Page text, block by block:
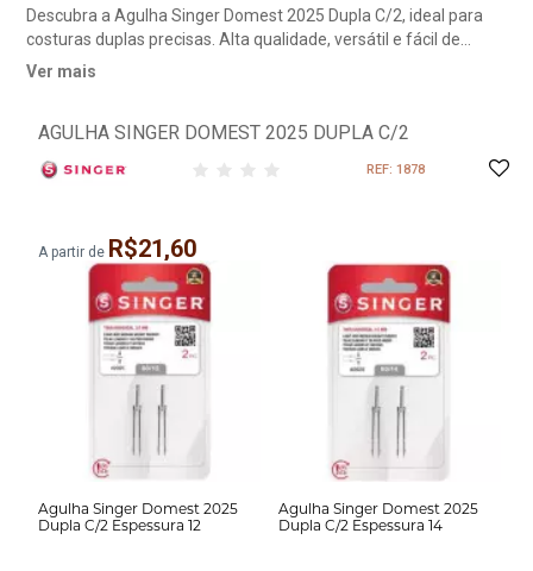
Descubra a Agulha Singer Domest 2025 Dupla C/2, ideal para
costuras duplas precisas. Alta qualidade, versátil e fácil de
usar. Compre agora! AGULHA DUPLA PARA PONTOS
Ver mais
AGULHA SINGER DOMEST 2025 DUPLA C/2
REF: 1878
A partir de R$21,60
Agulha Singer Domest 2025
Dupla C/2 Espessura 12
Agulha Singer Domest 2025
Dupla C/2 Espessura 14